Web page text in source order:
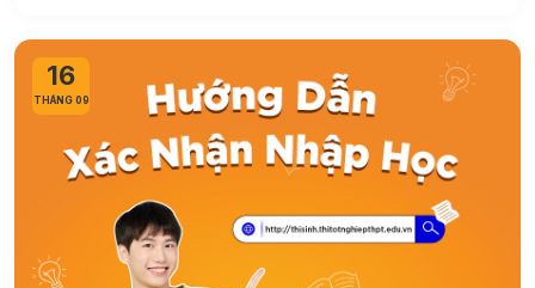
16
THÁNG 09